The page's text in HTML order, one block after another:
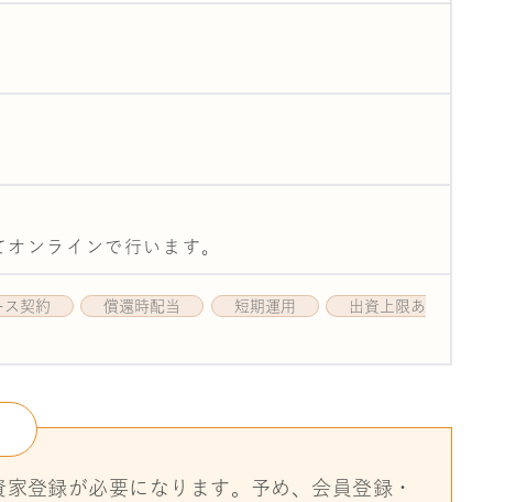
ンラインで行います。
ス契約 償還時配当 短期運用
出資上限あ
登録が必要になります。予め、会員登録・